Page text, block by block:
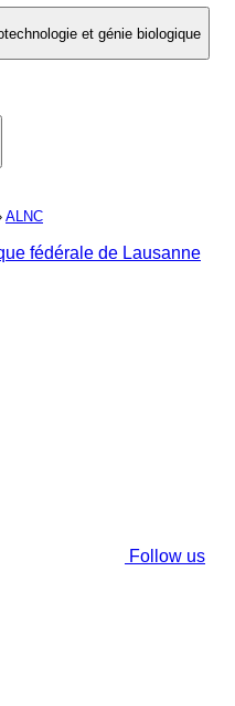
et génie biologique
ALNC
Follow us